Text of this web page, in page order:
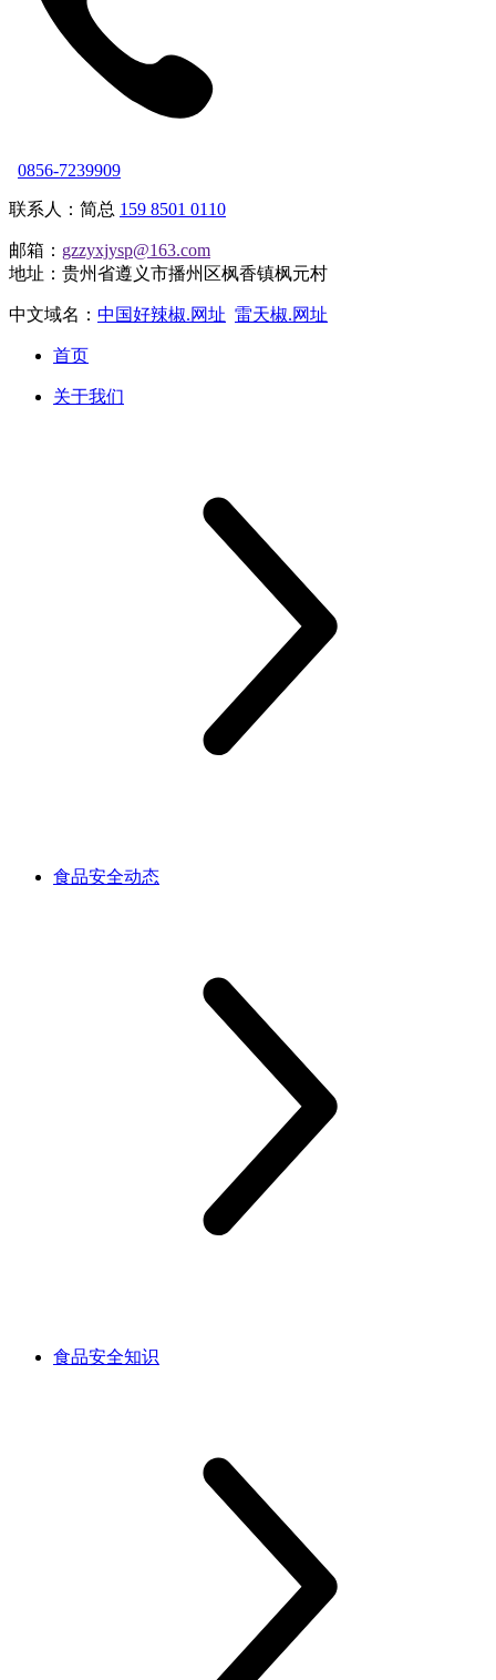
0856-7239909
联系人：简总 159 8501 0110
邮箱： gzzyxjysp@163.com
地址：贵州省遵义市播州区枫香镇枫元村
中文域名： 中国好辣椒.网址 雷天椒.网址
首页
关于我们
食品安全动态
食品安全知识